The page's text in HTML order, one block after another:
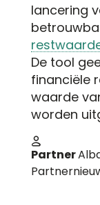
lancering
De tool
financiële
waarde
worden
Partner